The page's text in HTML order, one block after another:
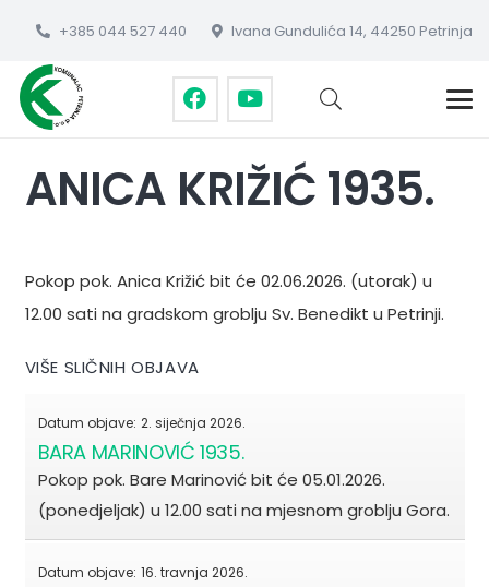
+385 044 527 440 Ivana Gundulića 14, 44250 Petrinja
ANICA KRIŽIĆ 1935.
Pokop pok. Anica Križić bit će 02.06.2026. (utorak) u
12.00 sati na gradskom groblju Sv. Benedikt u Petrinji.
VIŠE SLIČNIH OBJAVA
Datum objave: 2. siječnja 2026.
BARA MARINOVIĆ 1935.
Pokop pok. Bare Marinović bit će 05.01.2026.
(ponedjeljak) u 12.00 sati na mjesnom groblju Gora.
Datum objave: 16. travnja 2026.